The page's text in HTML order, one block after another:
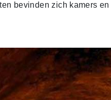
bevinden zich kamers